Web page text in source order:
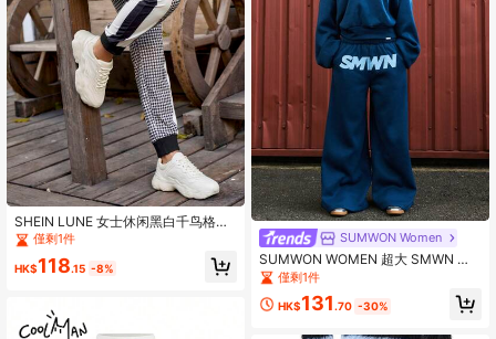
SHEIN LUNE 女士休闲黑白千鸟格印
花运动裤
僅剩1件
HK$118.15 -8%
SUMWON Women
SUMWON WOMEN 超大 SMWN 标
志阔腿运动裤休闲运动羊毛裤街头运
动家居服舒适运动休闲慢跑裤
僅剩1件
HK$131.70 -30%